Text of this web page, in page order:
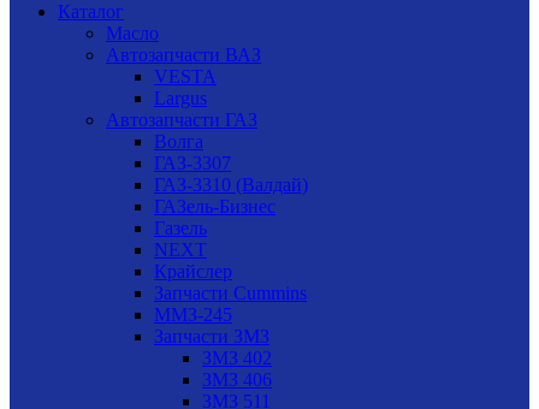
Каталог
Масло
Автозапчасти ВАЗ
VESTA
Largus
Автозапчасти ГАЗ
Волга
ГАЗ-3307
ГАЗ-3310 (Валдай)
ГАЗель-Бизнес
Газель
NEXT
Крайслер
Запчасти Cummins
ММЗ-245
Запчасти ЗМЗ
ЗМЗ 402
ЗМЗ 406
ЗМЗ 511